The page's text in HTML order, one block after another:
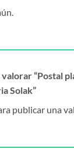
“Postal
Solak”
publicar una